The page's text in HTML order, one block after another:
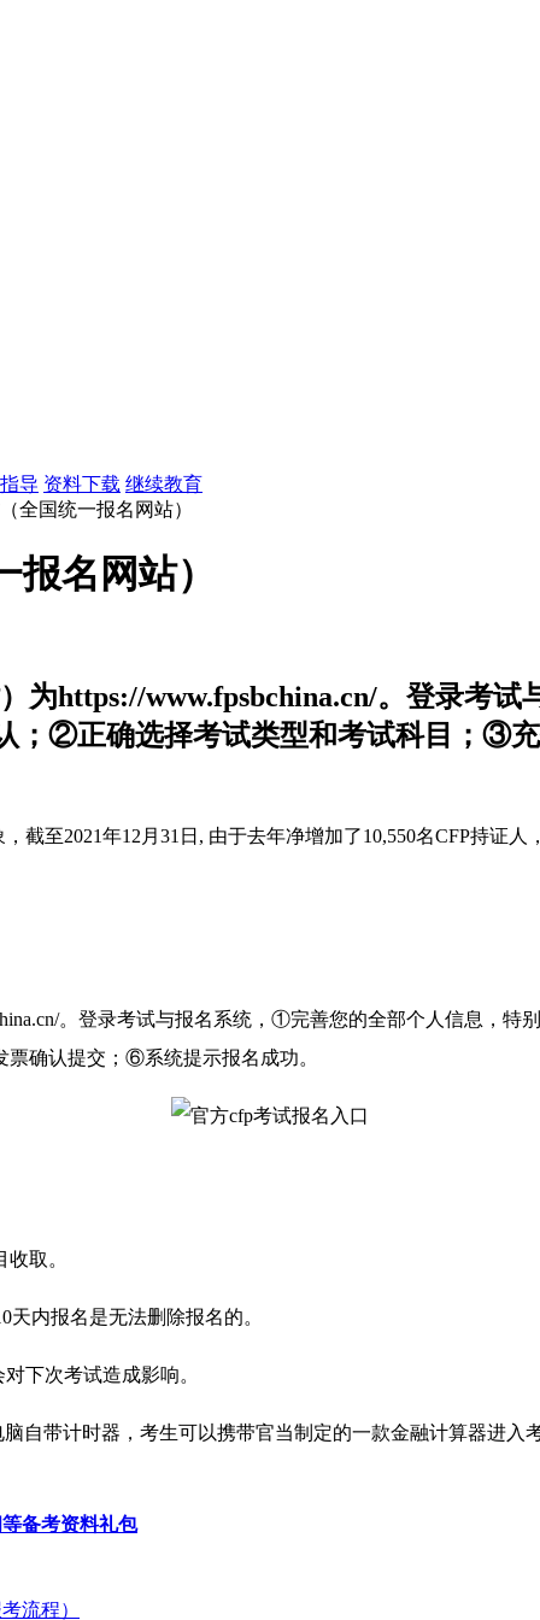
导 资料下载 继续教育
全国统一报名网站）
名网站）
为https://www.fpsbchina.cn/。登录考
；②正确选择考试类型和考试科目；③
截至2021年12月31日, 由于去年净增加了10,550名CFP持证人
。登录考试与报名系统， ①完善您的全部个人信息，特
确认提交；⑥系统提示报名成功。
取。
内报名是无法删除报名的。
下次考试造成影响。
自带计时器，考生可以携带官当制定的一款金融计算器进入
备考资料礼包
流程）